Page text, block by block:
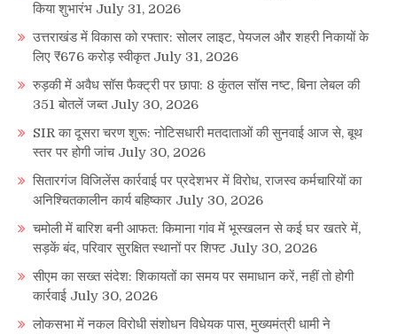
किया शुभारंभ July 31, 2026
उत्तराखंड में विकास को रफ्तार: सोलर लाइट, पेयजल और शहरी निकायों के
लिए ₹676 करोड़ स्वीकृत July 31, 2026
रुड़की में अवैध सॉस फैक्ट्री पर छापा: 8 कुंतल सॉस नष्ट, बिना लेबल की
351 बोतलें जब्त July 30, 2026
SIR का दूसरा चरण शुरू: नोटिसधारी मतदाताओं की सुनवाई आज से, बूथ
स्तर पर होगी जांच July 30, 2026
सितारगंज विजिलेंस कार्रवाई पर प्रदेशभर में विरोध, राजस्व कर्मचारियों का
अनिश्चितकालीन कार्य बहिष्कार July 30, 2026
चमोली में बारिश बनी आफत: किमाना गांव में भूस्खलन से कई घर खतरे में,
सड़कें बंद, परिवार सुरक्षित स्थानों पर शिफ्ट July 30, 2026
सीएम का सख्त संदेश: शिकायतों का समय पर समाधान करें, नहीं तो होगी
कार्रवाई July 30, 2026
लोकसभा में नकल विरोधी संशोधन विधेयक पास, मुख्यमंत्री धामी ने